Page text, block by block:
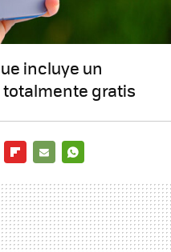
incluye un
totalmente gratis
MAIL